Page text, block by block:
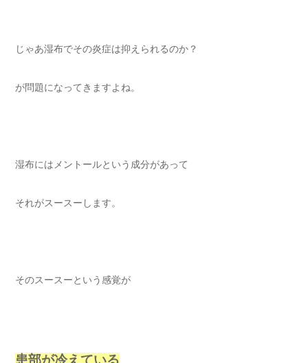
じゃあ湿布でその炎症は抑えられるのか？
が問題になってきますよね。
湿布にはメントールという成分があって
それがスースーします。
そのスースーという感覚が
患部が冷えている